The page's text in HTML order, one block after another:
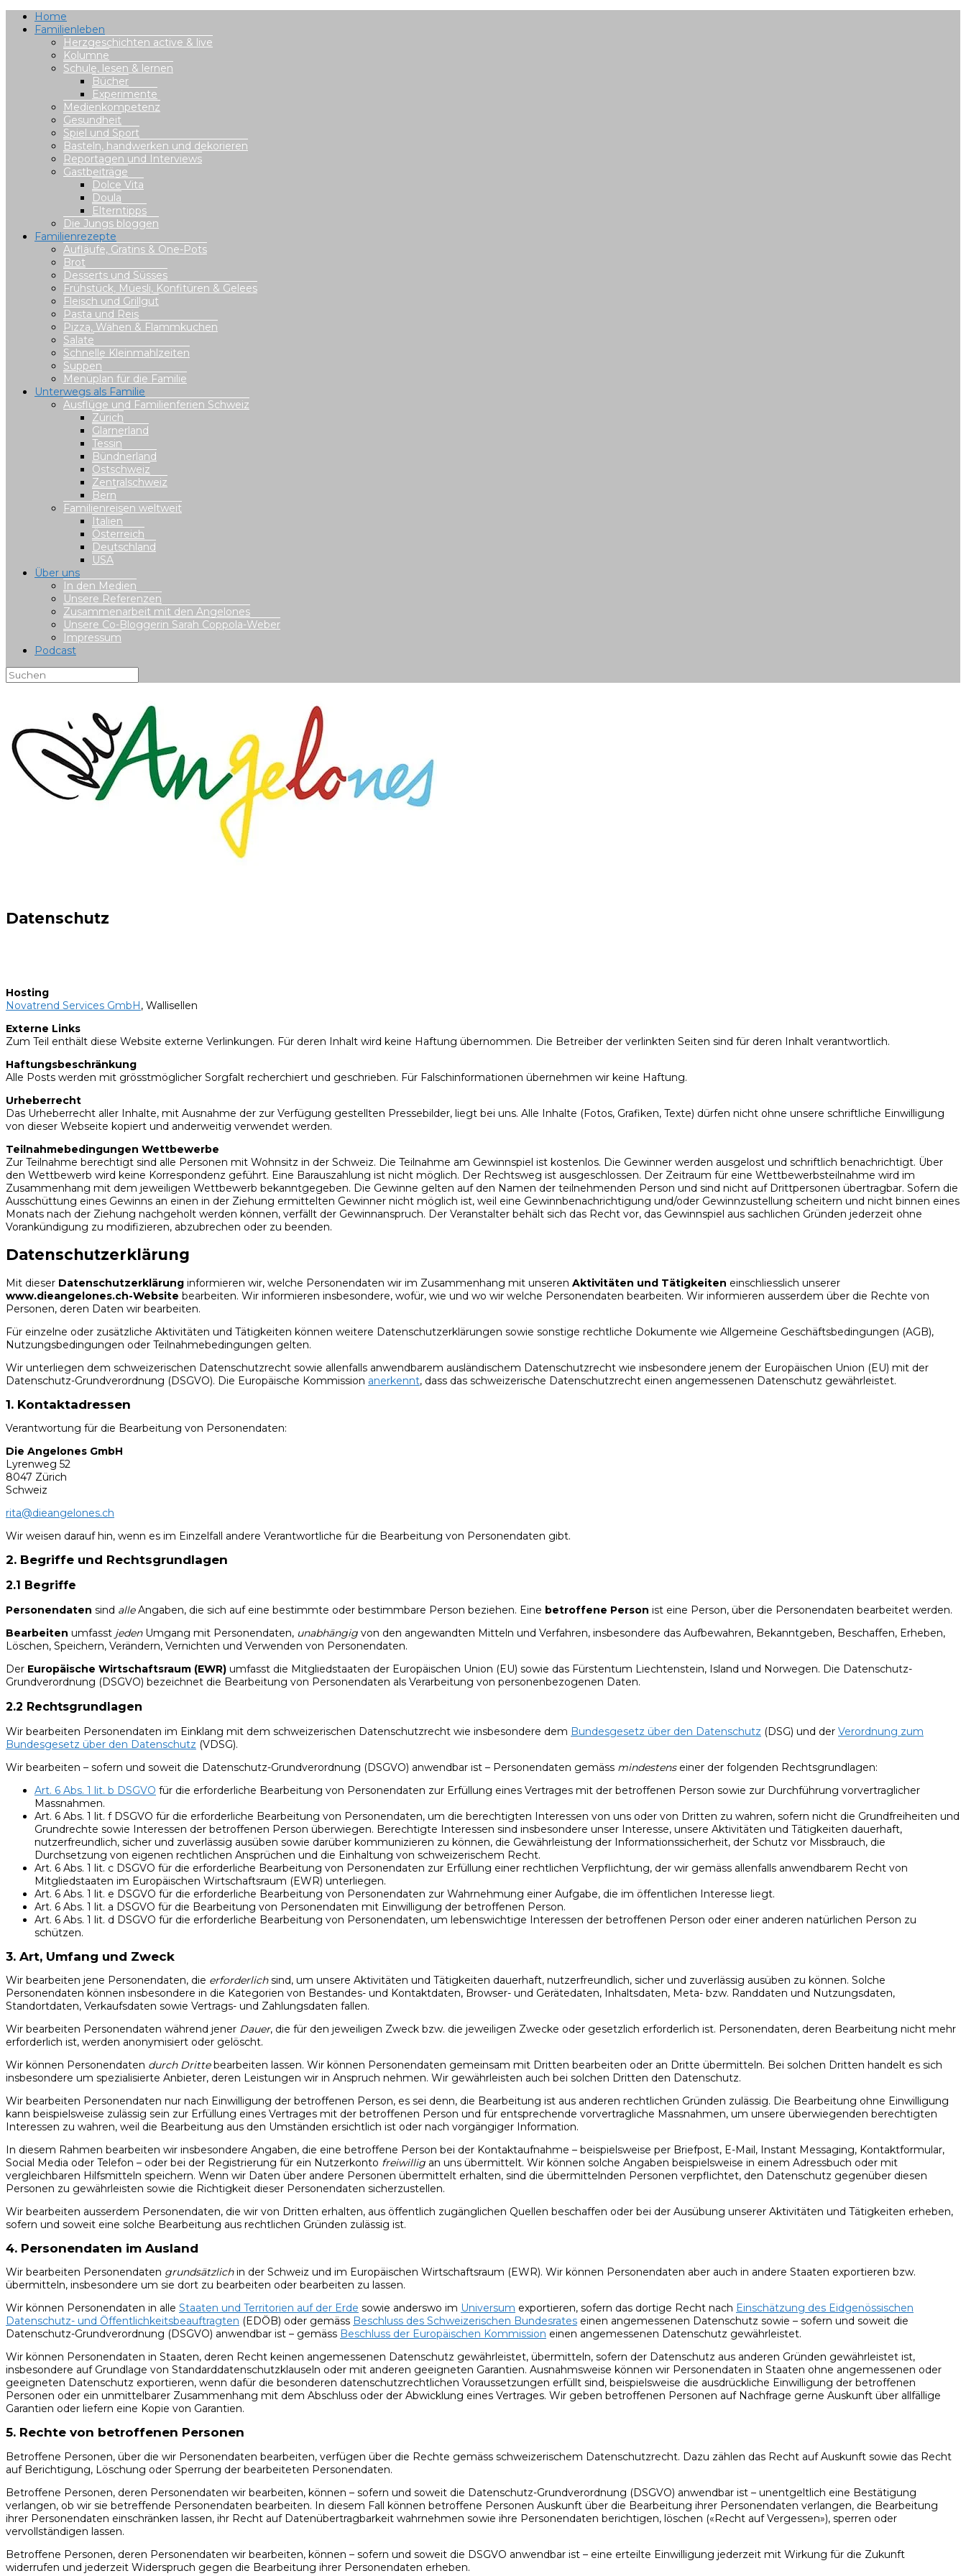
Home
Familienleben
Herzgeschichten active & live
Kolumne
Schule, lesen & lernen
Bücher
Experimente
Medienkompetenz
Gesundheit
Spiel und Sport
Basteln, handwerken und dekorieren
Reportagen und Interviews
Gastbeiträge
Dolce Vita
Doula
Elterntipps
Die Jungs bloggen
Familienrezepte
Aufläufe, Gratins & One-Pots
Brot
Desserts und Süsses
Frühstück, Müesli, Konfitüren & Gelees
Fleisch und Grillgut
Pasta und Reis
Pizza, Wähen & Flammkuchen
Salate
Schnelle Kleinmahlzeiten
Suppen
Menüplan für die Familie
Unterwegs als Familie
Ausflüge und Familienferien Schweiz
Zürich
Glarnerland
Tessin
Bündnerland
Ostschweiz
Zentralschweiz
Bern
Familienreisen weltweit
Italien
Österreich
Deutschland
USA
Über uns
In den Medien
Unsere Referenzen
Zusammenarbeit mit den Angelones
Unsere Co-Bloggerin Sarah Coppola-Weber
Impressum
Podcast
Datenschutz
Hosting
Novatrend Services GmbH, Wallisellen
Externe Links
Zum Teil enthält diese Website externe Verlinkungen. Für deren Inhalt wird keine Haftung übernommen. Die Betreiber der verlinkten Seiten sind für deren Inhalt verantwortlich.
Haftungsbeschränkung
Alle Posts werden mit grösstmöglicher Sorgfalt recherchiert und geschrieben. Für Falschinformationen übernehmen wir keine Haftung.
Urheberrecht
Das Urheberrecht aller Inhalte, mit Ausnahme der zur Verfügung gestellten Pressebilder, liegt bei uns. Alle Inhalte (Fotos, Grafiken, Texte) dürfen nicht ohne unsere schriftliche Einwilligung
von dieser Webseite kopiert und anderweitig verwendet werden.
Teilnahmebedingungen Wettbewerbe
Zur Teilnahme berechtigt sind alle Personen mit Wohnsitz in der Schweiz. Die Teilnahme am Gewinnspiel ist kostenlos. Die Gewinner werden ausgelost und schriftlich benachrichtigt. Über
den Wettbewerb wird keine Korrespondenz geführt. Eine Barauszahlung ist nicht möglich. Der Rechtsweg ist ausgeschlossen. Der Zeitraum für eine Wettbewerbsteilnahme wird im
Zusammenhang mit dem jeweiligen Wettbewerb bekanntgegeben. Die Gewinne gelten auf den Namen der teilnehmenden Person und sind nicht auf Drittpersonen übertragbar. Sofern die
Ausschüttung eines Gewinns an einen in der Ziehung ermittelten Gewinner nicht möglich ist, weil eine Gewinnbenachrichtigung und/oder Gewinnzustellung scheitern und nicht binnen eines
Monats nach der Ziehung nachgeholt werden können, verfällt der Gewinnanspruch. Der Veranstalter behält sich das Recht vor, das Gewinnspiel aus sachlichen Gründen jederzeit ohne
Vorankündigung zu modifizieren, abzubrechen oder zu beenden.
Datenschutzerklärung
Mit dieser Datenschutzerklärung informieren wir, welche Personendaten wir im Zusammenhang mit unseren Aktivitäten und Tätigkeiten einschliesslich unserer
www.dieangelones.ch-Website bearbeiten. Wir informieren insbesondere, wofür, wie und wo wir welche Personendaten bearbeiten. Wir informieren ausserdem über die Rechte von
Personen, deren Daten wir bearbeiten.
Für einzelne oder zusätzliche Aktivitäten und Tätigkeiten können weitere Datenschutzerklärungen sowie sonstige rechtliche Dokumente wie Allgemeine Geschäftsbedingungen (AGB),
Nutzungsbedingungen oder Teilnahmebedingungen gelten.
Wir unterliegen dem schweizerischen Datenschutzrecht sowie allenfalls anwendbarem ausländischem Datenschutzrecht wie insbesondere jenem der Europäischen Union (EU) mit der
Datenschutz-Grundverordnung (DSGVO). Die Europäische Kommission anerkennt, dass das schweizerische Datenschutzrecht einen angemessenen Datenschutz gewährleistet.
1. Kontaktadressen
Verantwortung für die Bearbeitung von Personendaten:
Die Angelones GmbH
Lyrenweg 52
8047 Zürich
Schweiz
rita@dieangelones.ch
Wir weisen darauf hin, wenn es im Einzelfall andere Verantwortliche für die Bearbeitung von Personendaten gibt.
2. Begriffe und Rechtsgrundlagen
2.1 Begriffe
Personendaten sind alleAngaben, die sich auf eine bestimmte oder bestimmbare Person beziehen. Eine betroffene Person ist eine Person, über die Personendaten bearbeitet werden.
Bearbeiten umfasst jedenUmgang mit Personendaten, unabhängig von den angewandten Mitteln und Verfahren, insbesondere das Aufbewahren, Bekanntgeben, Beschaffen, Erheben,
Löschen, Speichern, Verändern, Vernichten und Verwenden von Personendaten.
Der Europäische Wirtschaftsraum (EWR) umfasst die Mitgliedstaaten der Europäischen Union (EU) sowie das Fürstentum Liechtenstein, Island und Norwegen. Die Datenschutz-
Grundverordnung (DSGVO) bezeichnet die Bearbeitung von Personendaten als Verarbeitung von personenbezogenen Daten.
2.2 Rechtsgrundlagen
Wir bearbeiten Personendaten im Einklang mit dem schweizerischen Datenschutzrecht wie insbesondere dem Bundesgesetz über den Datenschutz (DSG) und der Verordnung zum
Bundesgesetz über den Datenschutz (VDSG).
Wir bearbeiten – sofern und soweit die Datenschutz-Grundverordnung (DSGVO) anwendbar ist – Personendaten gemäss mindestenseiner der folgenden Rechtsgrundlagen:
Art. 6 Abs. 1 lit. b DSGVO für die erforderliche Bearbeitung von Personendaten zur Erfüllung eines Vertrages mit der betroffenen Person sowie zur Durchführung vorvertraglicher
Massnahmen.
Art. 6 Abs. 1 lit. f DSGVO für die erforderliche Bearbeitung von Personendaten, um die berechtigten Interessen von uns oder von Dritten zu wahren, sofern nicht die Grundfreiheiten und
Grundrechte sowie Interessen der betroffenen Person überwiegen. Berechtigte Interessen sind insbesondere unser Interesse, unsere Aktivitäten und Tätigkeiten dauerhaft,
nutzerfreundlich, sicher und zuverlässig ausüben sowie darüber kommunizieren zu können, die Gewährleistung der Informationssicherheit, der Schutz vor Missbrauch, die
Durchsetzung von eigenen rechtlichen Ansprüchen und die Einhaltung von schweizerischem Recht.
Art. 6 Abs. 1 lit. c DSGVO für die erforderliche Bearbeitung von Personendaten zur Erfüllung einer rechtlichen Verpflichtung, der wir gemäss allenfalls anwendbarem Recht von
Mitgliedstaaten im Europäischen Wirtschaftsraum (EWR) unterliegen.
Art. 6 Abs. 1 lit. e DSGVO für die erforderliche Bearbeitung von Personendaten zur Wahrnehmung einer Aufgabe, die im öffentlichen Interesse liegt.
Art. 6 Abs. 1 lit. a DSGVO für die Bearbeitung von Personendaten mit Einwilligung der betroffenen Person.
Art. 6 Abs. 1 lit. d DSGVO für die erforderliche Bearbeitung von Personendaten, um lebenswichtige Interessen der betroffenen Person oder einer anderen natürlichen Person zu
schützen.
3. Art, Umfang und Zweck
Wir bearbeiten jene Personendaten, die erforderlichsind, um unsere Aktivitäten und Tätigkeiten dauerhaft, nutzerfreundlich, sicher und zuverlässig ausüben zu können. Solche
Personendaten können insbesondere in die Kategorien von Bestandes- und Kontaktdaten, Browser- und Gerätedaten, Inhaltsdaten, Meta- bzw. Randdaten und Nutzungsdaten,
Standortdaten, Verkaufsdaten sowie Vertrags- und Zahlungsdaten fallen.
Wir bearbeiten Personendaten während jener Dauer, die für den jeweiligen Zweck bzw. die jeweiligen Zwecke oder gesetzlich erforderlich ist. Personendaten, deren Bearbeitung nicht mehr
erforderlich ist, werden anonymisiert oder gelöscht.
Wir können Personendaten durch Drittebearbeiten lassen. Wir können Personendaten gemeinsam mit Dritten bearbeiten oder an Dritte übermitteln. Bei solchen Dritten handelt es sich
insbesondere um spezialisierte Anbieter, deren Leistungen wir in Anspruch nehmen. Wir gewährleisten auch bei solchen Dritten den Datenschutz.
Wir bearbeiten Personendaten nur nach Einwilligung der betroffenen Person, es sei denn, die Bearbeitung ist aus anderen rechtlichen Gründen zulässig. Die Bearbeitung ohne Einwilligung
kann beispielsweise zulässig sein zur Erfüllung eines Vertrages mit der betroffenen Person und für entsprechende vorvertragliche Massnahmen, um unsere überwiegenden berechtigten
Interessen zu wahren, weil die Bearbeitung aus den Umständen ersichtlich ist oder nach vorgängiger Information.
In diesem Rahmen bearbeiten wir insbesondere Angaben, die eine betroffene Person bei der Kontaktaufnahme – beispielsweise per Briefpost, E-Mail, Instant Messaging, Kontaktformular,
Social Media oder Telefon – oder bei der Registrierung für ein Nutzerkonto freiwillig an uns übermittelt. Wir können solche Angaben beispielsweise in einem Adressbuch oder mit
vergleichbaren Hilfsmitteln speichern. Wenn wir Daten über andere Personen übermittelt erhalten, sind die übermittelnden Personen verpflichtet, den Datenschutz gegenüber diesen
Personen zu gewährleisten sowie die Richtigkeit dieser Personendaten sicherzustellen.
Wir bearbeiten ausserdem Personendaten, die wir von Dritten erhalten, aus öffentlich zugänglichen Quellen beschaffen oder bei der Ausübung unserer Aktivitäten und Tätigkeiten erheben,
sofern und soweit eine solche Bearbeitung aus rechtlichen Gründen zulässig ist.
4. Personendaten im Ausland
Wir bearbeiten Personendaten grundsätzlichin der Schweiz und im Europäischen Wirtschaftsraum (EWR). Wir können Personendaten aber auch in andere Staaten exportieren bzw.
übermitteln, insbesondere um sie dort zu bearbeiten oder bearbeiten zu lassen.
Wir können Personendaten in alle Staaten und Territorien auf der Erde sowie anderswo im Universum exportieren, sofern das dortige Recht nach Einschätzung des Eidgenössischen
Datenschutz- und Öffentlichkeitsbeauftragten (EDÖB) oder gemäss Beschluss des Schweizerischen Bundesrates einen angemessenen Datenschutz sowie – sofern und soweit die
Datenschutz-Grundverordnung (DSGVO) anwendbar ist – gemäss Beschluss der Europäischen Kommission einen angemessenen Datenschutz gewährleistet.
Wir können Personendaten in Staaten, deren Recht keinen angemessenen Datenschutz gewährleistet, übermitteln, sofern der Datenschutz aus anderen Gründen gewährleistet ist,
insbesondere auf Grundlage von Standarddatenschutzklauseln oder mit anderen geeigneten Garantien. Ausnahmsweise können wir Personendaten in Staaten ohne angemessenen oder
geeigneten Datenschutz exportieren, wenn dafür die besonderen datenschutzrechtlichen Voraussetzungen erfüllt sind, beispielsweise die ausdrückliche Einwilligung der betroffenen
Personen oder ein unmittelbarer Zusammenhang mit dem Abschluss oder der Abwicklung eines Vertrages. Wir geben betroffenen Personen auf Nachfrage gerne Auskunft über allfällige
Garantien oder liefern eine Kopie von Garantien.
5. Rechte von betroffenen Personen
Betroffene Personen, über die wir Personendaten bearbeiten, verfügen über die Rechte gemäss schweizerischem Datenschutzrecht. Dazu zählen das Recht auf Auskunft sowie das Recht
auf Berichtigung, Löschung oder Sperrung der bearbeiteten Personendaten.
Betroffene Personen, deren Personendaten wir bearbeiten, können – sofern und soweit die Datenschutz-Grundverordnung (DSGVO) anwendbar ist – unentgeltlich eine Bestätigung
verlangen, ob wir sie betreffende Personendaten bearbeiten. In diesem Fall können betroffene Personen Auskunft über die Bearbeitung ihrer Personendaten verlangen, die Bearbeitung
ihrer Personendaten einschränken lassen, ihr Recht auf Datenübertragbarkeit wahrnehmen sowie ihre Personendaten berichtigen, löschen («Recht auf Vergessen»), sperren oder
vervollständigen lassen.
Betroffene Personen, deren Personendaten wir bearbeiten, können – sofern und soweit die DSGVO anwendbar ist – eine erteilte Einwilligung jederzeit mit Wirkung für die Zukunft
widerrufen und jederzeit Widerspruch gegen die Bearbeitung ihrer Personendaten erheben.